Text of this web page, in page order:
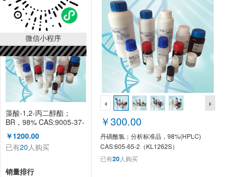
微信小程序
已有 20人购买
藻酸-1,2-丙二醇酯；
BR，98% CAS:9005-37-
2（KL2149S）
￥1200.00
已有20人购买
销量排行
￥300.00
丹磺酰氯；分析标准品，98%(HPLC)
CAS:605-65-2（KL1262S）
已有20人购买